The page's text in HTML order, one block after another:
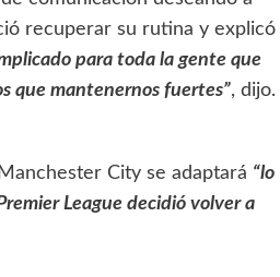
recuperar su rutina y explicó
para toda la gente que
que mantenernos fuertes”, dijo.
City se adaptará “lo
League decidió volver a